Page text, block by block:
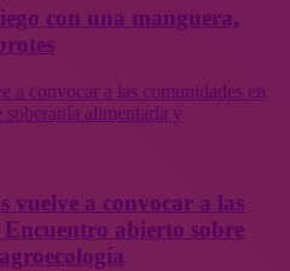
con una manguera,
a convocar a las comunidades en
alimentaria y
vuelve a convocar a las
abierto sobre